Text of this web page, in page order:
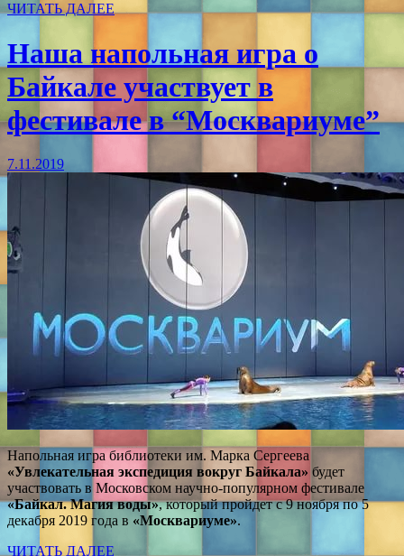
ЧИТАТЬ ДАЛЕЕ
Наша напольная игра о
Байкале участвует в
фестивале в “Москвариуме”
7.11.2019
Напольная игра библиотеки им. Марка Сергеева
«Увлекательная экспедиция вокруг Байкала» будет
участвовать в Московском научно-популярном фестивале
«Байкал. Магия воды», который пройдет с 9 ноября по 5
декабря 2019 года в «Москвариуме».
ЧИТАТЬ ДАЛЕЕ